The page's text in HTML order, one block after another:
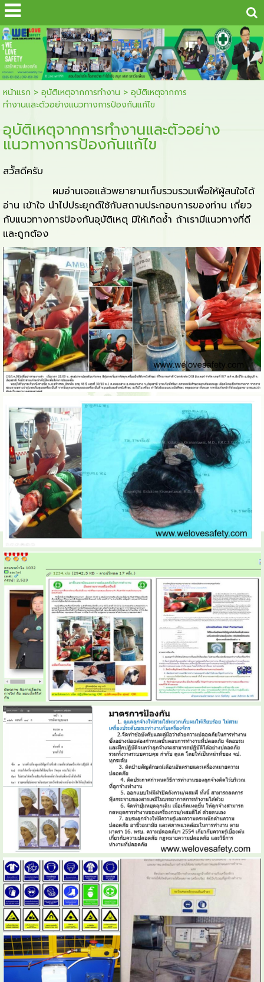
...
1
หน้าแรก > อุบัติเหตุจากการทำงาน > อุบัติเหตุจากการ
ทำงานและตัวอย่างแนวทางการป้องกันแก้ไข
อุบัติเหตุจากการทำงานและตัวอย่าง
แนวทางการป้องกันแก้ไข
สวััสดีครับ
ผมอ่านเจอแล้วพยายามเก็บรวบรวมเพื่อให้ผู้สนใจได้
อ่าน เข้าใจ นำไปประยุกต์ใช้กับสถานประกอบการของท่าน เกี่ยว
กับแนวทางการป้องกันอุบัติเหตุ มิให้เกิดซ้ำ ถ้าเรามีแนวทางที่ดี
และถูกต้อง